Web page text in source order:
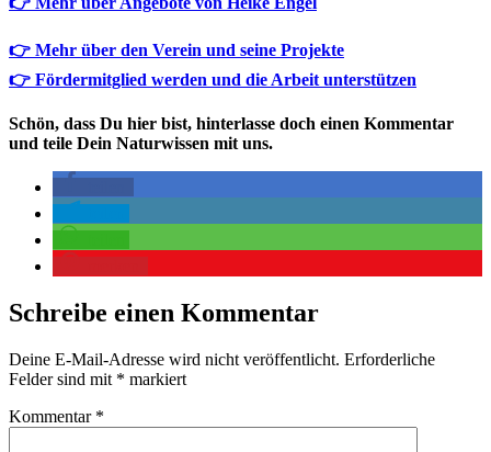
👉 Mehr über den Verein und seine Projekte
👉 Fördermitglied werden und die Arbeit unterstützen
Schön, dass Du hier bist, hinterlasse doch einen Kommentar
und teile Dein Naturwissen mit uns.
Schreibe einen Kommentar
Deine E-Mail-Adresse wird nicht veröffentlicht. Erforderliche
Felder sind mit * markiert
Kommentar *